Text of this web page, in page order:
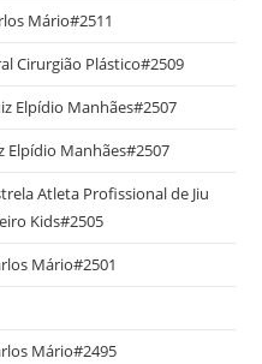
Mário#2511
Cirurgião Plástico#2509
Elpídio Manhães#2507
Elpídio Manhães#2507
Atleta Profissional de Jiu
Kids#2505
Mário#2501
Mário#2495